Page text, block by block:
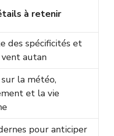
à retenir
des spécificités et
vent autan
la météo,
et la vie
pour anticiper